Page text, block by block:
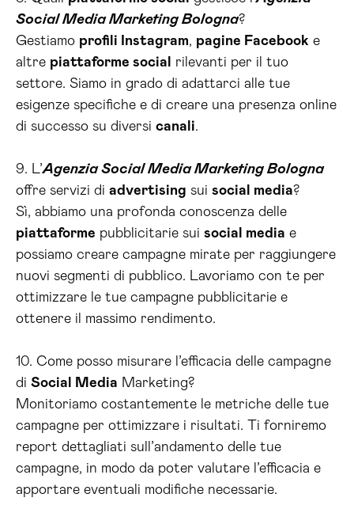
Social Media Marketing Bologna?
Gestiamo profili Instagram, pagine Facebook e
altre piattaforme social
rilevanti per il tuo
settore. Siamo in grado di adattarci alle tue
esigenze specifiche e di creare una presenza online
di successo su diversi canali.
9. L’Agenzia Social Media Marketing Bologna
offre servizi di advertising sui social media?
Sì, abbiamo una profonda conoscenza delle
piattaforme pubblicitarie sui social media e
possiamo creare campagne mirate per raggiungere
nuovi segmenti di pubblico. Lavoriamo con te per
ottimizzare le tue campagne pubblicitarie e
ottenere il massimo rendimento.
10. Come posso misurare l’efficacia delle campagne
di Social Media Marketing?
Monitoriamo costantemente le metriche delle tue
campagne per ottimizzare i risultati. Ti forniremo
report dettagliati sull’andamento delle tue
campagne, in modo da poter valutare l’efficacia e
apportare eventuali modifiche necessarie.